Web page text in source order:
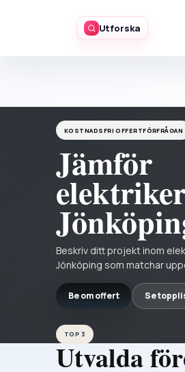
Utforska
KOSTNADSFRI OFFERTFÖRFRÅGAN
Jämför
Beskriv ditt projekt inom
Jönköping som matchar
Be om offert Se
TOP 3
Utvalda